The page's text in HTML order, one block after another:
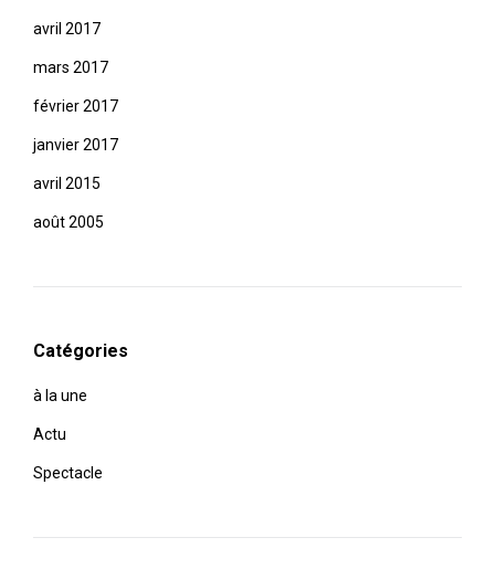
avril 2017
mars 2017
février 2017
janvier 2017
avril 2015
août 2005
Catégories
à la une
Actu
Spectacle